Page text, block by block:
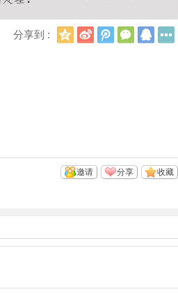
分享到 :
Q
新
浪
腾
讯
微
信
Q
收藏
分享
邀请